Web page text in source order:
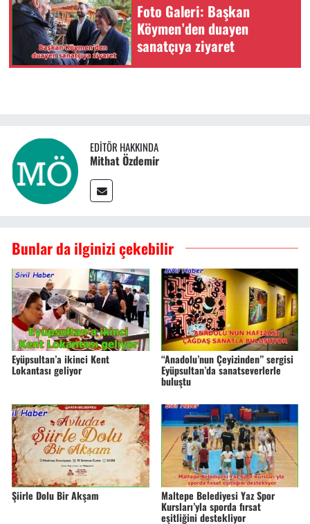
Foto Galeri: Başkan
Köymen’den duayen
sanatçıya ziyaret
EDITÖR HAKKINDA
Mithat Özdemir
Bunlar da ilginizi çekebilir
Eyüpsultan’a ikinci Kent
Lokantası geliyor
“Anadolu’nun Çeyizinden” sergisi
Eyüpsultan’da sanatseverlerle
buluştu
Şiirle Dolu Bir Akşam Maltepe Belediyesi Yaz Spor
Kursları’yla sporda fırsat
eşitliğini destekliyor